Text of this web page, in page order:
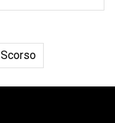
Scorso